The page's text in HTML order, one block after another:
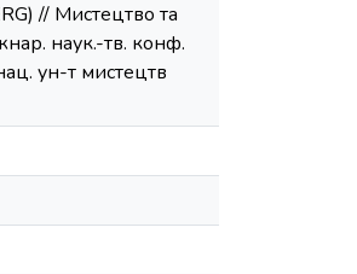
// Мистецтво та
наук.-тв. конф.
ун-т мистецтв